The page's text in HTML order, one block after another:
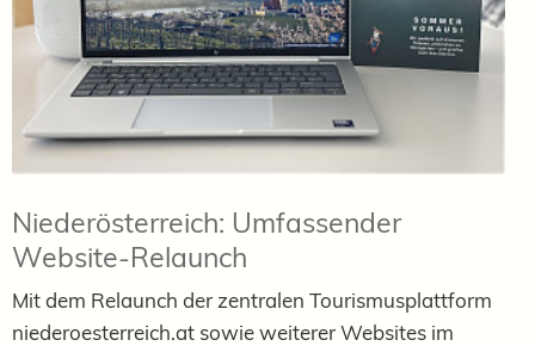
Niederösterreich: Umfassender
Website-Relaunch
Mit dem Relaunch der zentralen Tourismusplattform
niederoesterreich.at sowie weiterer Websites im